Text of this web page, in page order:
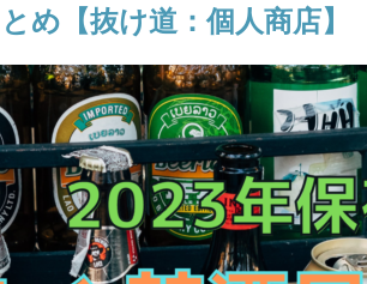
め【抜け道：個人商店】